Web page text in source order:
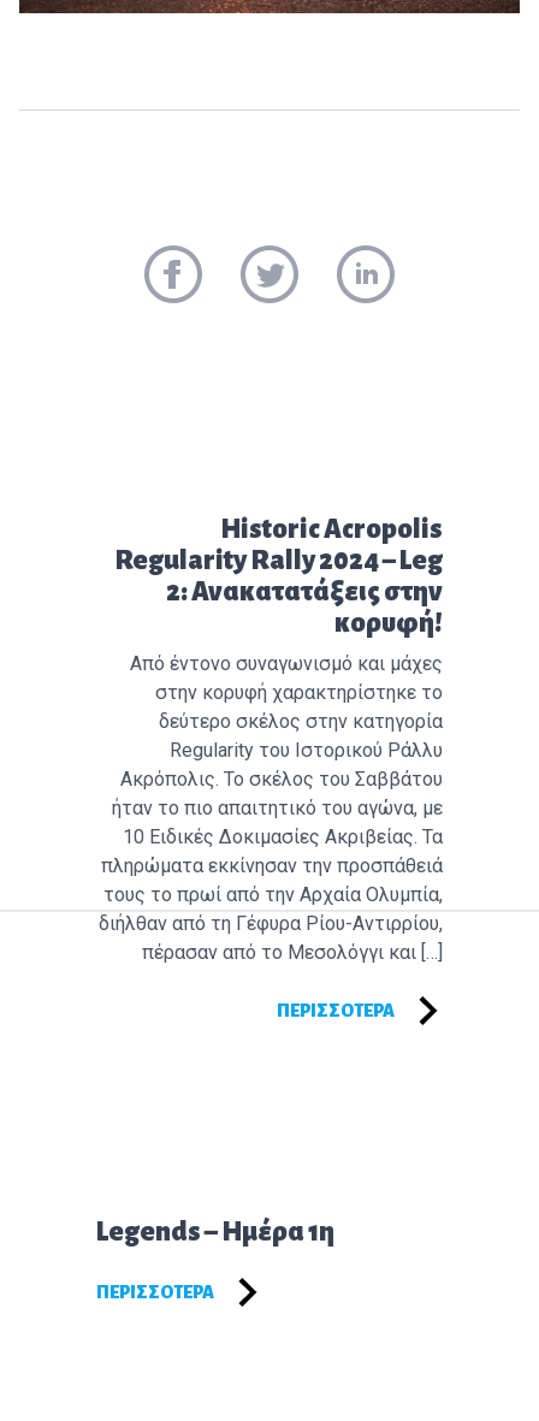
Προηγούμενο άρθρο:
Historic Acropolis
Regularity Rally 2024 – Leg
2: Ανακατατάξεις στην
κορυφή!
Από έντονο συναγωνισμό και μάχες
στην κορυφή χαρακτηρίστηκε το
δεύτερο σκέλος στην κατηγορία
Regularity του Ιστορικού Ράλλυ
Ακρόπολις. Το σκέλος του Σαββάτου
ήταν το πιο απαιτητικό του αγώνα, με
10 Ειδικές Δοκιμασίες Ακριβείας. Τα
πληρώματα εκκίνησαν την προσπάθειά
τους το πρωί από την Αρχαία Ολυμπία,
διήλθαν από τη Γέφυρα Ρίου-Αντιρρίου,
πέρασαν από το Μεσολόγγι και […]
ΠΕΡΙΣΣΌΤΕΡΑ
Επόμενο άρθρο:
Legends – Ημέρα 1η
ΠΕΡΙΣΣΌΤΕΡΑ